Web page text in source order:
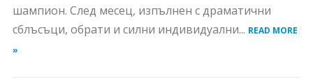
шампион. След месец, изпълнен с драматични
сблъсъци, обрати и силни индивидуални... READ MORE
»